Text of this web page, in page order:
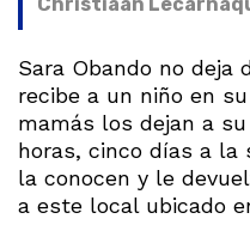
Sara Obando no deja
recibe a un niño en
mamás los dejan a
horas, cinco días a la
la conocen y le
a este local ubicado